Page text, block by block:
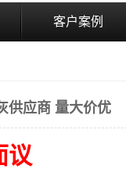
客户案例
供应商 量大价优
议